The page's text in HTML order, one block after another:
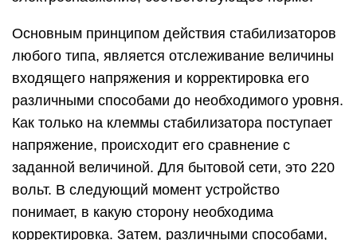
Основным принципом действия стабилизаторов
любого типа, является отслеживание величины
входящего напряжения и корректировка его
различными способами до необходимого уровня.
Как только на клеммы стабилизатора поступает
напряжение, происходит его сравнение с
заданной величиной. Для бытовой сети, это 220
вольт. В следующий момент устройство
понимает, в какую сторону необходима
корректировка. Затем, различными способами,